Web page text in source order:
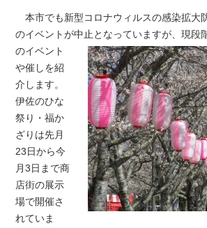
本市でも新型コロナウィルスの感染拡大
のイベントが中止となっ ていますが、現段
のイベント
や催しを紹
介します。
伊佐のひな
祭り・福か
ざりは先月
23日から今
月3日まで商
店街の展示
場で開催さ
れていま